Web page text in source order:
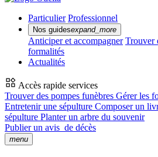
Particulier Professionnel
Nos guidesexpand_more
Anticiper et accompagner Trouver
formalités
Actualités
Accès rapide services
Trouver des pompes funèbres Gérer les
Entretenir une sépulture Composer un
sépulture Planter un arbre du souvenir
Publier un avis de décès
menu